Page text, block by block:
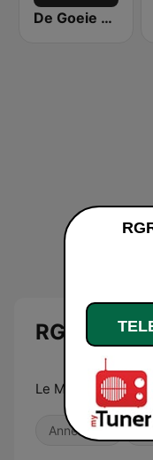
De Goeie Ouwe Tijd
RGRadio.fr
Le Meilleur Son
Années 80